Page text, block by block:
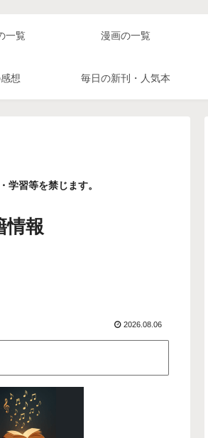
一覧 漫画の一覧
想 毎日の新刊・人気本
学習等を禁じます。
情報
2026.08.06